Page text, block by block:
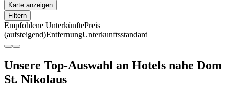
Karte anzeigen
Filtern
Empfohlene UnterkünftePreis
(aufsteigend)EntfernungUnterkunftsstandard
Unsere Top-Auswahl an Hotels nahe Dom
St. Nikolaus